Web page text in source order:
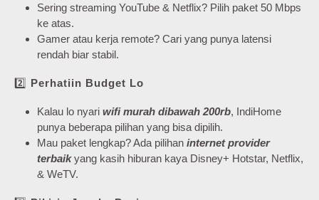
Sering streaming YouTube & Netflix? Pilih paket 50 Mbps
ke atas.
Gamer atau kerja remote? Cari yang punya latensi
rendah biar stabil.
2️⃣ Perhatiin Budget Lo
Kalau lo nyari wifi murah dibawah 200rb, IndiHome
punya beberapa pilihan yang bisa dipilih.
Mau paket lengkap? Ada pilihan internet provider
terbaikyang kasih hiburan kaya Disney+ Hotstar, Netflix,
& WeTV.